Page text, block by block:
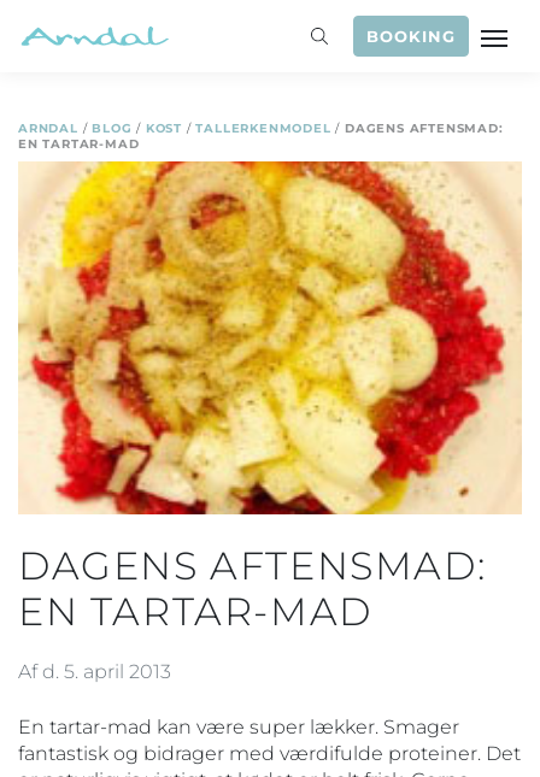
BOOKING
ARNDAL / BLOG / KOST /TALLERKENMODEL / DAGENS AFTENSMAD:
EN TARTAR-MAD
DAGENS AFTENSMAD:
EN TARTAR-MAD
Af d. 5. april 2013
En tartar-mad kan være super lækker. Smager
fantastisk og bidrager med værdifulde proteiner. Det